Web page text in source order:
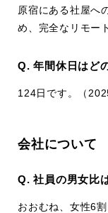
原宿にある社屋へ
め、完全なリモー
Q. 年間休日はど
124日です。（
会社について
Q. 社員の男女比
おおむね、女性6